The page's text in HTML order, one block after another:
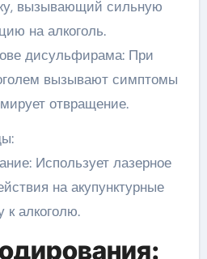
вызывающий сильную
на алкоголь.
дисульфирама: При
вызывают симптомы
отвращение.
Использует лазерное
на акупунктурные
к алкоголю.